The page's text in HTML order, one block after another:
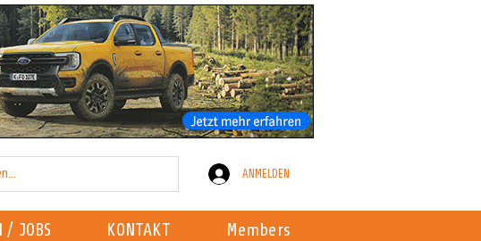
ANMELDEN
/ JOBS KONTAKT Members